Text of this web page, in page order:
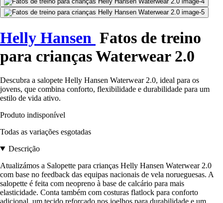
Helly Hansen Fatos de treino
para crianças Waterwear 2.0
Descubra a salopete Helly Hansen Waterwear 2.0, ideal para os
jovens, que combina conforto, flexibilidade e durabilidade para um
estilo de vida ativo.
Produto indisponível
Todas as variações esgotadas
Descrição
Atualizámos a Salopette para crianças Helly Hansen Waterwear 2.0
com base no feedback das equipas nacionais de vela norueguesas. A
salopette é feita com neopreno à base de calcário para mais
elasticidade. Conta também com costuras flatlock para conforto
adicional, um tecido reforçado nos joelhos para durabilidade e um